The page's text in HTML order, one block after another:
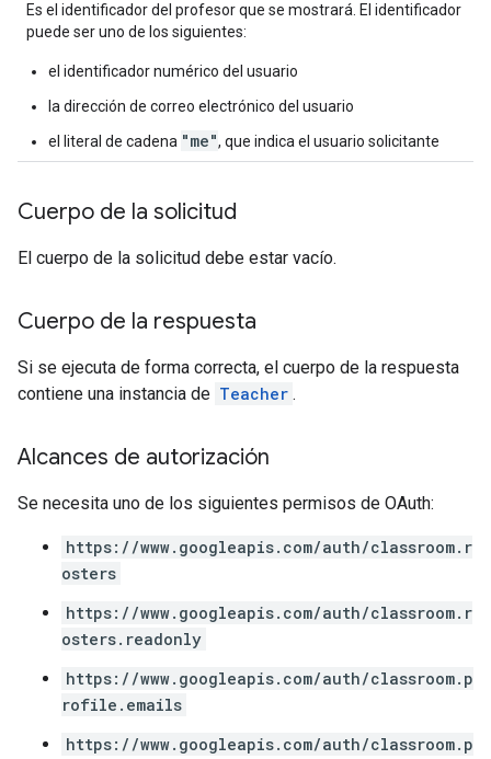
Es el identificador del profesor que se mostrará. El identificador
puede ser uno de los siguientes:
el identificador numérico del usuario
la dirección de correo electrónico del usuario
el literal de cadena "me", que indica el usuario solicitante
Cuerpo de la solicitud
El cuerpo de la solicitud debe estar vacío.
Cuerpo de la respuesta
Si se ejecuta de forma correcta, el cuerpo de la respuesta
contiene una instancia de Teacher .
Alcances de autorización
Se necesita uno de los siguientes permisos de OAuth:
https://www.googleapis.com/auth/classroom.r
osters
https://www.googleapis.com/auth/classroom.r
osters.readonly
https://www.googleapis.com/auth/classroom.p
rofile.emails
https://www.googleapis.com/auth/classroom.p